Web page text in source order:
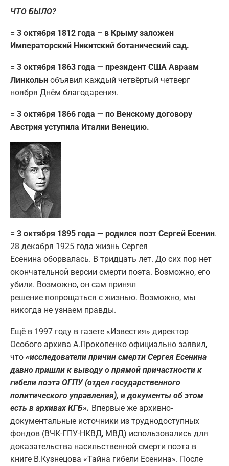
ЧТО БЫЛО?
= 3 октября 1812 года – в Крыму заложен
Императорский Никитский ботанический сад.
= 3 октября 1863 года — президент США Авраам
Линкольн объявил каждый четвёртый четверг
ноября Днём благодарения.
= 3 октября 1866 года — по Венскому договору
Австрия уступила Италии Венецию.
= 3 октября 1895 года — родился поэт Сергей Есенин.
28 декабря 1925 года жизнь Сергея
Есенина оборвалась. В тридцать лет. До сих пор нет
окончательной версии смерти поэта. Возможно, его
убили. Возможно, он сам принял
решение попрощаться с жизнью. Возможно, мы
никогда не узнаем правды.
Ещё в 1997 году в газете «Известия» директор
Особого архива А.Прокопенко официально заявил,
что «исследователи причин смерти Сергея Есенина
давно пришли к выводу о прямой причастности к
гибели поэта ОГПУ (отдел государственного
политического управления), и документы об этом
есть в архивах КГБ». Впервые же архивно-
документальные источники из труднодоступных
фондов (ВЧК-ГПУ-НКВД, МВД) использовались для
доказательства насильственной смерти поэта в
книге В.Кузнецова «Тайна гибели Есенина». После